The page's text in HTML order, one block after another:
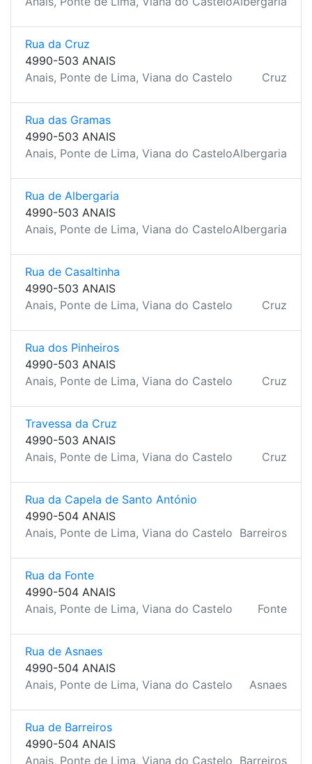
Rua da Cruz
4990-503 ANAIS
Anais, Ponte de Lima, Viana do Castelo
Cruz
Rua das Gramas
4990-503 ANAIS
Anais, Ponte de Lima, Viana do CasteloAlbergaria
Rua de Albergaria
4990-503 ANAIS
Anais, Ponte de Lima, Viana do CasteloAlbergaria
Rua de Casaltinha
4990-503 ANAIS
Anais, Ponte de Lima, Viana do Castelo
Cruz
Rua dos Pinheiros
4990-503 ANAIS
Anais, Ponte de Lima, Viana do Castelo
Cruz
Travessa da Cruz
4990-503 ANAIS
Anais, Ponte de Lima, Viana do Castelo
Cruz
Rua da Capela de Santo António
4990-504 ANAIS
Anais, Ponte de Lima, Viana do Castelo Barreiros
Rua da Fonte
4990-504 ANAIS
Anais, Ponte de Lima, Viana do Castelo
Fonte
Rua de Asnaes
4990-504 ANAIS
Anais, Ponte de Lima, Viana do Castelo
Asnaes
Rua de Barreiros
4990-504 ANAIS
Anais, Ponte de Lima, Viana do Castelo Barreiros